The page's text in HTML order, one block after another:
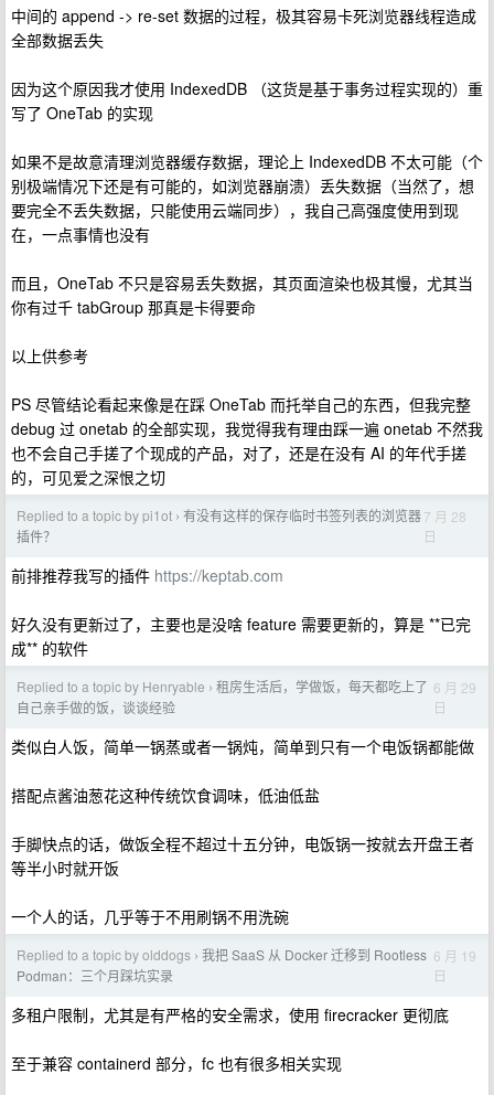
中间的 append -> re-set 数据的过程，极其容易卡死浏览器线程造成
全部数据丢失
因为这个原因我才使用 IndexedDB （这货是基于事务过程实现的）重
写了 OneTab 的实现
如果不是故意清理浏览器缓存数据，理论上 IndexedDB 不太可能（个
别极端情况下还是有可能的，如浏览器崩溃）丢失数据（当然了，想
要完全不丢失数据，只能使用云端同步），我自己高强度使用到现
在，一点事情也没有
而且，OneTab 不只是容易丢失数据，其页面渲染也极其慢，尤其当
你有过千 tabGroup 那真是卡得要命
以上供参考
PS 尽管结论看起来像是在踩 OneTab 而托举自己的东西，但我完整
debug 过 onetab 的全部实现，我觉得我有理由踩一遍 onetab 不然我
也不会自己手搓了个现成的产品，对了，还是在没有 AI 的年代手搓
的，可见爱之深恨之切
Replied to a topic by pi1ot › 有没有这样的保存临时书签列表的浏览器
插件？
7 月 28
日
前排推荐我写的插件 https://keptab.com
好久没有更新过了，主要也是没啥 feature 需要更新的，算是 **已完
成** 的软件
Replied to a topic by Henryable › 租房生活后，学做饭，每天都吃上了
自己亲手做的饭，谈谈经验
6 月 29
日
类似白人饭，简单一锅蒸或者一锅炖，简单到只有一个电饭锅都能做
搭配点酱油葱花这种传统饮食调味，低油低盐
手脚快点的话，做饭全程不超过十五分钟，电饭锅一按就去开盘王者
等半小时就开饭
一个人的话，几乎等于不用刷锅不用洗碗
Replied to a topic by olddogs › 我把 SaaS 从 Docker 迁移到 Rootless
Podman：三个月踩坑实录
6 月 19
日
多租户限制，尤其是有严格的安全需求，使用 firecracker 更彻底
至于兼容 containerd 部分，fc 也有很多相关实现